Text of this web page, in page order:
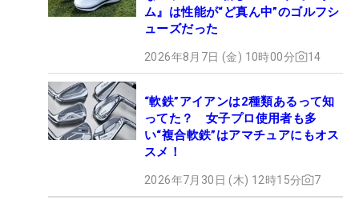
ム』は性能が“ど真ん中”のゴルフシ
ューズだった
2026年8月7日 (金) 10時00分 14
“軟鉄”アイアンは2種類あるって知
ってた？ 女子プロ使用者も多
い“複合軟鉄”はアマチュアにもオス
スメ！
2026年7月30日 (木) 12時15分 7